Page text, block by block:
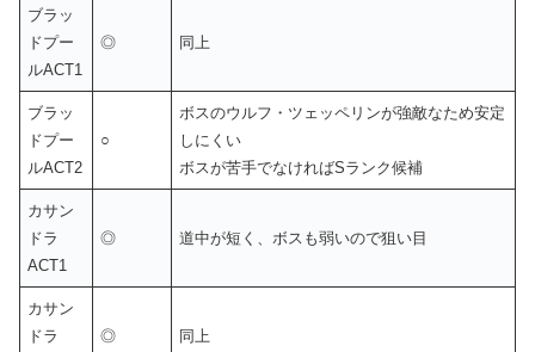
ブラッ
ドプー
ルACT1
◎ 同上
ブラッ
ドプー
ルACT2
○
ボスのウルフ・ツェッペリンが強敵なため安定
しにくい
ボスが苦手でなければSランク候補
カサン
ドラ
ACT1
◎ 道中が短く、ボスも弱いので狙い目
カサン
ドラ
◎ 同上